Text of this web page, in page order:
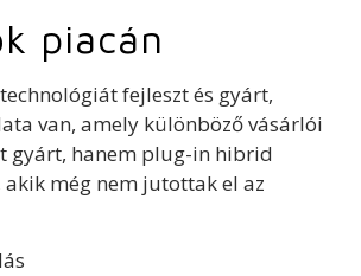
piacán
fejleszt és gyárt,
van, amely különböző vásárlói
gyárt, hanem plug-in hibrid
még nem jutottak el az